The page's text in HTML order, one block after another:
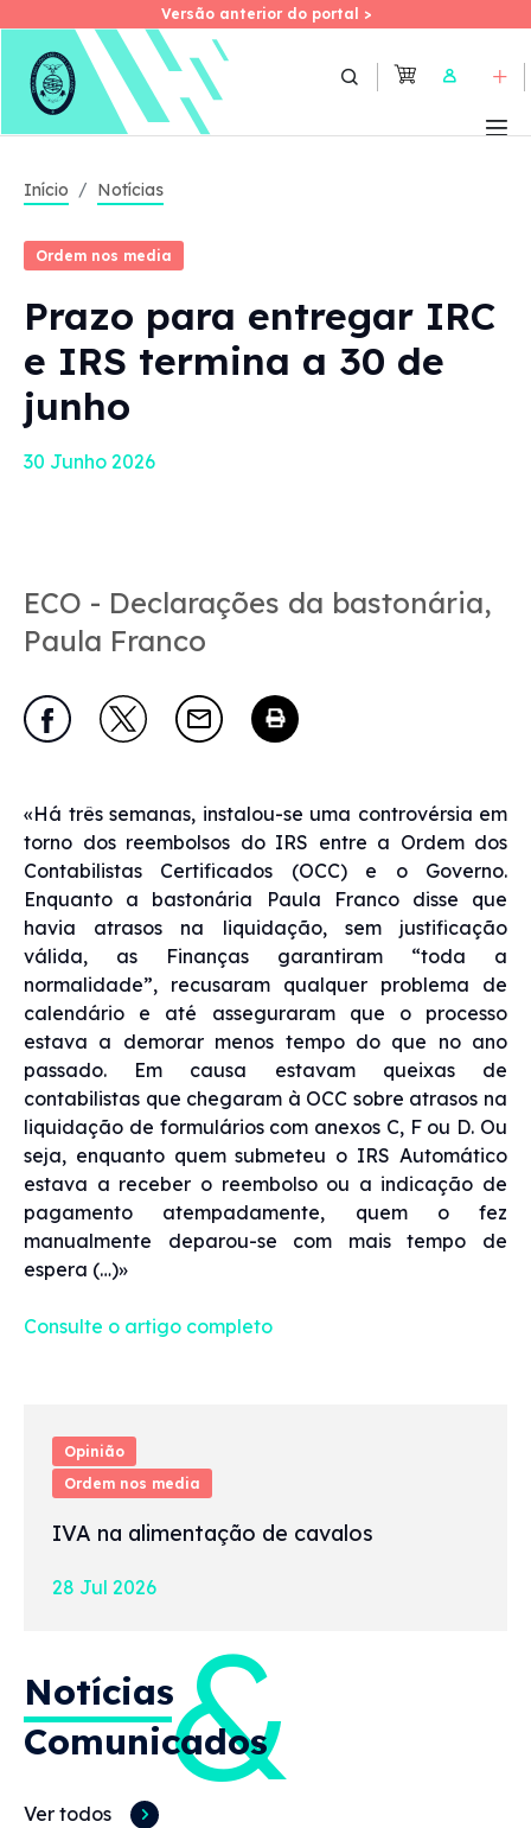
Skip
Versão anterior do portal >
Versão anterior do portal >
User
Início Notícias
Ordem nos media
Prazo para entregar IRC
e IRS termina a 30 de
junho
30 Junho 2026
Opinião
Ordem nos media
IVA na alimentação de cavalos
28 Jul 2026
ECO - Declarações da bastonária,
Paula Franco
«Há três semanas, instalou-se uma controvérsia em
torno dos reembolsos do IRS entre a Ordem dos
Contabilistas Certificados (OCC) e o Governo.
Enquanto a bastonária Paula Franco disse que
havia atrasos na liquidação, sem justificação
válida, as Finanças garantiram “toda a
normalidade”, recusaram qualquer problema de
calendário e até asseguraram que o processo
estava a demorar menos tempo do que no ano
passado. Em causa estavam queixas de
contabilistas que chegaram à OCC sobre atrasos na
liquidação de formulários com anexos C, F ou D. Ou
seja, enquanto quem submeteu o IRS Automático
estava a receber o reembolso ou a indicação de
pagamento atempadamente, quem o fez
manualmente deparou-se com mais tempo de
espera (…)»
Consulte o artigo completo
Notícias&
Comunicados
Ver todos